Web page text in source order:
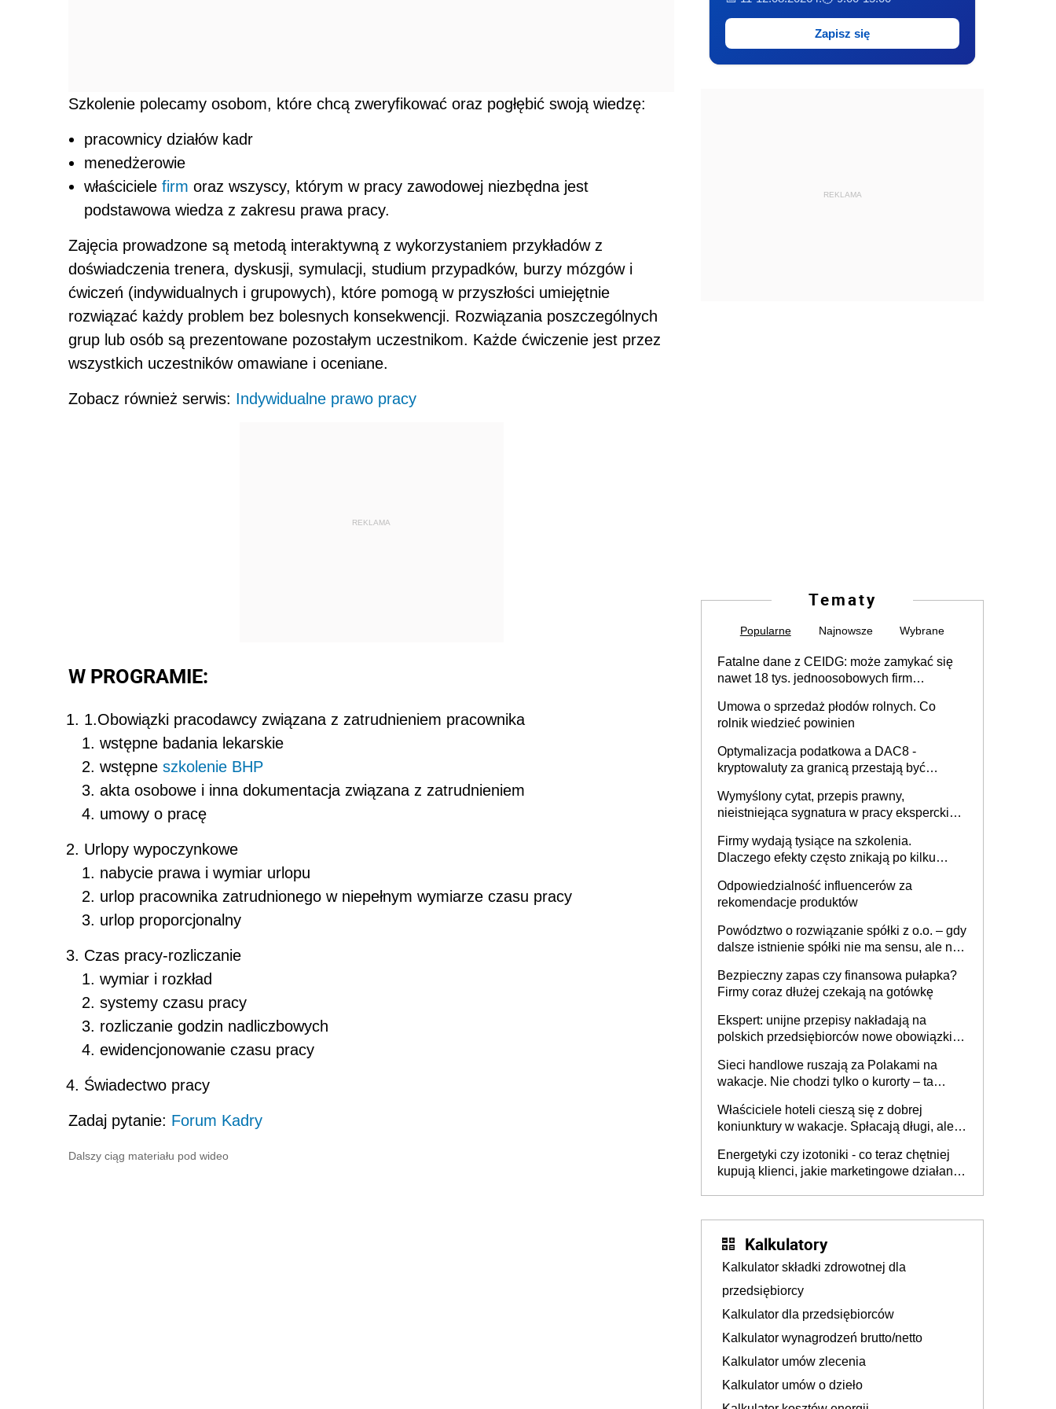
Szkolenie polecamy osobom, które chcą zweryfikować oraz pogłębić swoją wiedzę:
pracownicy działów kadr
menedżerowie
właściciele firm oraz wszyscy, którym w pracy zawodowej niezbędna jest
podstawowa wiedza z zakresu prawa pracy.
Zajęcia prowadzone są metodą interaktywną z wykorzystaniem przykładów z
doświadczenia trenera, dyskusji, symulacji, studium przypadków, burzy mózgów i
ćwiczeń (indywidualnych i grupowych), które pomogą w przyszłości umiejętnie
rozwiązać każdy problem bez bolesnych konsekwencji. Rozwiązania poszczególnych
grup lub osób są prezentowane pozostałym uczestnikom. Każde ćwiczenie jest przez
wszystkich uczestników omawiane i oceniane.
Zobacz również serwis: Indywidualne prawo pracy
REKLAMA
W PROGRAMIE:
1.Obowiązki pracodawcy związana z zatrudnieniem pracownika
wstępne badania lekarskie
wstępne szkolenie BHP
akta osobowe i inna dokumentacja związana z zatrudnieniem
umowy o pracę
Urlopy wypoczynkowe
nabycie prawa i wymiar urlopu
urlop pracownika zatrudnionego w niepełnym wymiarze czasu pracy
urlop proporcjonalny
Czas pracy-rozliczanie
wymiar i rozkład
systemy czasu pracy
rozliczanie godzin nadliczbowych
ewidencjonowanie czasu pracy
Świadectwo pracy
Zadaj pytanie: Forum Kadry
Dalszy ciąg materiału pod wideo
Zapisz się
REKLAMA
Tematy
Popularne Najnowsze Wybrane
Fatalne dane z CEIDG: może zamykać się
nawet 18 tys. jednoosobowych firm
Umowa o sprzedaż płodów rolnych. Co
rolnik wiedzieć powinien
Optymalizacja podatkowa a DAC8 -
kryptowaluty za granicą przestają być
Wymyślony cytat, przepis prawny,
nieistniejąca sygnatura w pracy eksperckiej -
firmie
Firmy wydają tysiące na szkolenia.
Dlaczego efekty często znikają po kilku
Odpowiedzialność influencerów za
rekomendacje produktów
Powództwo o rozwiązanie spółki z o.o. – gdy
dalsze istnienie spółki nie ma sensu, ale nie
Bezpieczny zapas czy finansowa pułapka?
Firmy coraz dłużej czekają na gotówkę
Ekspert: unijne przepisy nakładają na
polskich przedsiębiorców nowe obowiązki w
Sieci handlowe ruszają za Polakami na
wakacje. Nie chodzi tylko o kurorty – ta
tam, gdzie wielu spędzi urlop po cichu
Właściciele hoteli cieszą się z dobrej
koniunktury w wakacje. Spłacają długi, ale
Energetyki czy izotoniki - co teraz chętniej
kupują klienci, jakie marketingowe działania
Kalkulatory
Kalkulator składki zdrowotnej dla
przedsiębiorcy
Kalkulator dla przedsiębiorców
Kalkulator wynagrodzeń brutto/netto
Kalkulator umów zlecenia
Kalkulator umów o dzieło